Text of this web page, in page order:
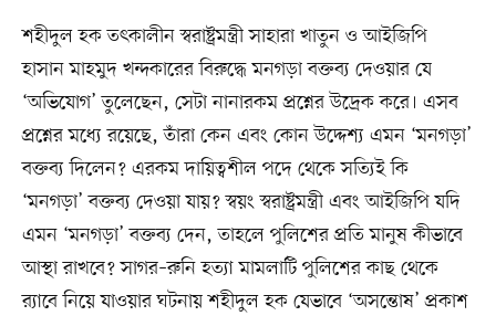
শহীদুল হক তৎকালীন স্বরাষ্ট্রমন্ত্রী সাহারা খাতুন ও আইজিপি
হাসান মাহমুদ খন্দকারের বিরুদ্ধে মনগড়া বক্তব্য দেওয়ার যে
‘অভিযোগ’ তুলেছেন, সেটা নানারকম প্রশ্নের উদ্রেক করে। এসব
প্রশ্নের মধ্যে রয়েছে, তাঁরা কেন এবং কোন উদ্দেশ্য এমন ‘মনগড়া’
বক্তব্য দিলেন? এরকম দায়িত্বশীল পদে থেকে সত্যিই কি
‘মনগড়া’ বক্তব্য দেওয়া যায়? স্বয়ং স্বরাষ্ট্রমন্ত্রী এবং আইজিপি যদি
এমন ‘মনগড়া’ বক্তব্য দেন, তাহলে পুলিশের প্রতি মানুষ কীভাবে
আস্থা রাখবে? সাগর–রুনি হত্যা মামলাটি পুলিশের কাছ থেকে
র‍্যাবে নিয়ে যাওয়ার ঘটনায় শহীদুল হক যেভাবে ‘অসন্তোষ’ প্রকাশ